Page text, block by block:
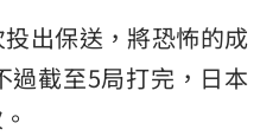
出保送，將恐怖的成
過截至5局打完，日本